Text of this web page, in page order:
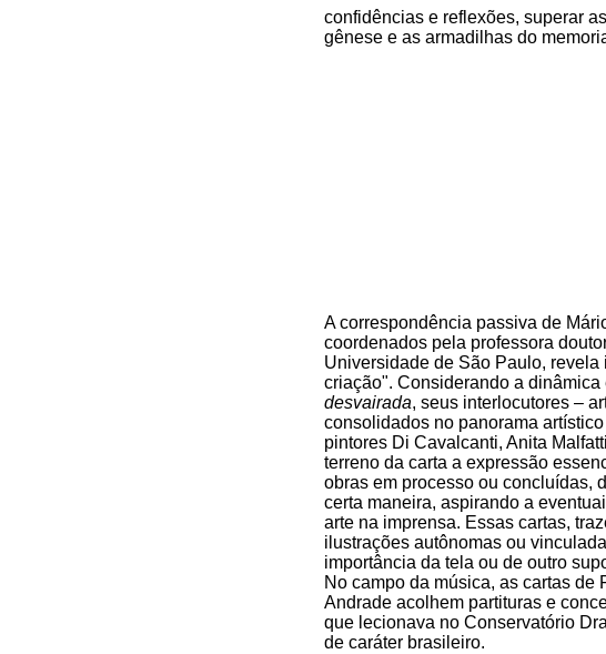
confidências e reflexões, superar
gênese e as armadilhas do
A correspondência passiva de
coordenados pela professora
Universidade de São Paulo,
criação". Considerando a
desvairada, seus interlocutores –
consolidados no panorama
pintores Di Cavalcanti, Anita
terreno da carta a expressão
obras em processo ou concluídas,
certa maneira, aspirando a
arte na imprensa. Essas cartas,
ilustrações autônomas ou
importância da tela ou de outro
No campo da música, as cartas
Andrade acolhem partituras e
que lecionava no Conservatório
de caráter brasileiro.